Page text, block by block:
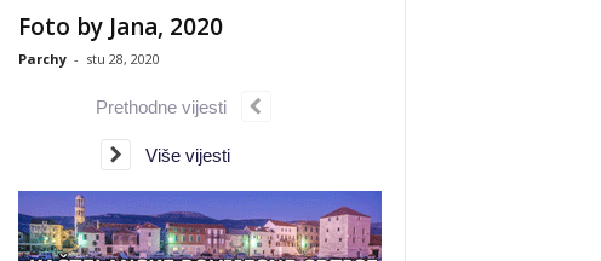
Foto by Jana, 2020
Parchy - stu 28, 2020
Prethodne vijesti
Više vijesti